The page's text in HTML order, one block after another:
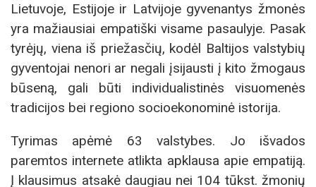
Lietuvoje, Estijoje ir Latvijoje gyvenantys žmonės
yra mažiausiai empatiški visame pasaulyje. Pasak
tyrėjų, viena iš priežasčių, kodėl Baltijos valstybių
gyventojai nenori ar negali įsijausti į kito žmogaus
būseną, gali būti individualistinės visuomenės
tradicijos bei regiono socioekonominė istorija.
Tyrimas apėmė 63 valstybes. Jo išvados
paremtos internete atlikta apklausa apie empatiją.
Į klausimus atsakė daugiau nei 104 tūkst. žmonių